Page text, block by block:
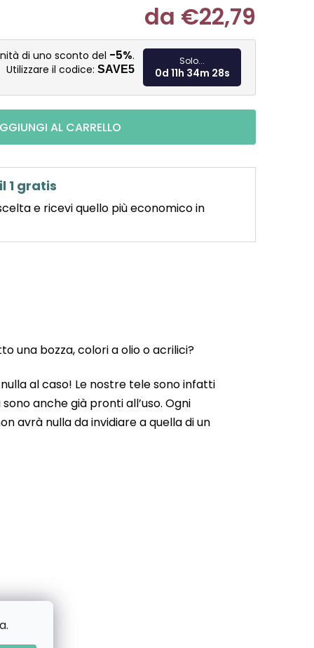
da €22,79
Misura
di uno sconto del -5%.
Utilizzare il codice: SAVE5
Solo...
0d 11h 34m 26s
AL CARRELLO
1 gratis
e ricevi quello più economico in
una bozza, colori a olio o acrilici?
al caso! Le nostre tele sono infatti
anche già pronti all’uso. Ogni
avrà nulla da invidiare a quella di un